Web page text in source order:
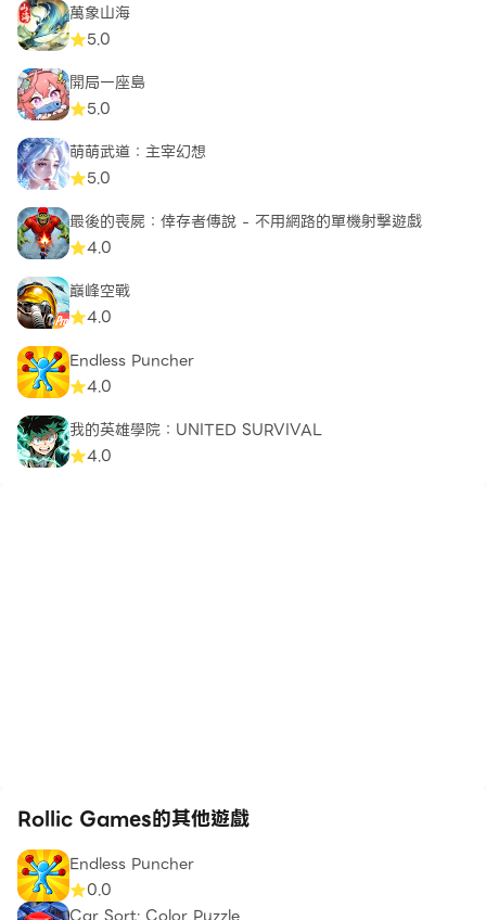
萬象山海
5.0
開局一座島
5.0
萌萌武道：主宰幻想
5.0
最後的喪屍：倖存者傳說 - 不用網路的單機射擊遊戲
4.0
巔峰空戰
4.0
Endless Puncher
4.0
我的英雄學院：UNITED SURVIVAL
4.0
Rollic Games的其他遊戲
Endless Puncher
0.0